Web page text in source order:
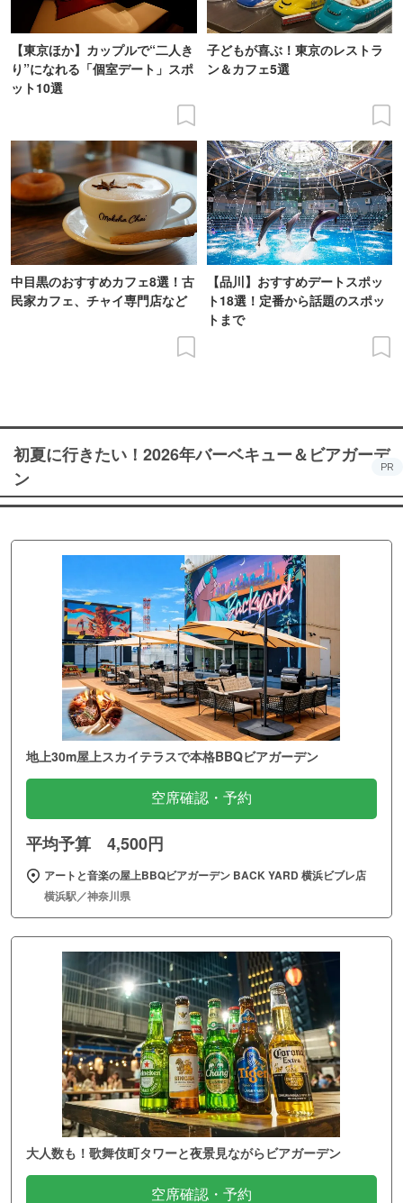
【東京ほか】カップルで“二人き
り”になれる「個室デート」スポ
ット10選
子どもが喜ぶ！東京のレストラ
ン＆カフェ5選
中目黒のおすすめカフェ8選！古
民家カフェ、チャイ専門店など
【品川】おすすめデートスポッ
ト18選！定番から話題のスポッ
トまで
初夏に行きたい！2026年バーベキュー＆ビアガーデ
ン
PR
地上30m屋上スカイテラスで本格BBQビアガーデン
空席確認・予約
平均予算 4,500円
アートと音楽の屋上BBQビアガーデン BACK YARD 横浜ビブレ店
横浜駅／神奈川県
大人数も！歌舞伎町タワーと夜景見ながらビアガーデン
空席確認・予約